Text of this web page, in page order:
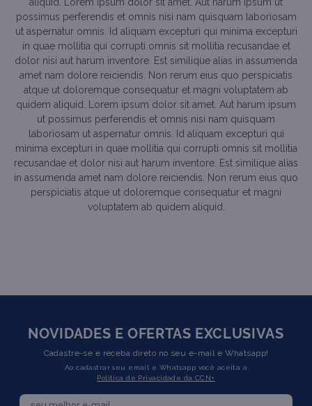
possimus perferendis et omnis nisi nam quisquam laboriosam
ut aspernatur omnis. Id aliquam excepturi qui minima excepturi
in quae mollitia qui corrupti omnis sit mollitia recusandae et
dolor nisi aut harum inventore. Est similique alias in assumenda
amet nam dolore reiciendis. Non rerum eius quo perspiciatis
atque ut doloremque consequatur et magni voluptatem ab
quidem aliquid. Lorem ipsum dolor sit amet. Aut harum ipsum
ut possimus perferendis et omnis nisi nam quisquam
laboriosam ut aspernatur omnis. Id aliquam excepturi qui
minima excepturi in quae mollitia qui corrupti omnis sit mollitia
recusandae et dolor nisi aut harum inventore. Est similique alias
in assumenda amet nam dolore reiciendis. Non rerum eius quo
perspiciatis atque ut doloremque consequatur et magni
voluptatem ab quidem aliquid.
NOVIDADES E OFERTAS EXCLUSIVAS
Cadastre-se e receba direto no seu e-mail e Whatsapp!
Ao cadastrar seu email e Whatsapp você aceita a
Política de Privacidade da CCN+